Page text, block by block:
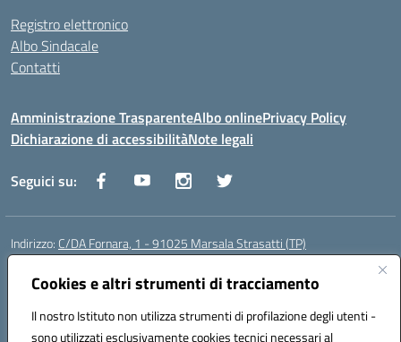
Cookies e altri strumenti di tracciamento
Il nostro Istituto non utilizza strumenti di profilazione degli utenti -
sono utilizzati esclusivamente cookies tecnici necessari al
Registro elettronico
Albo Sindacale
Contatti
Amministrazione TrasparenteAlbo onlinePrivacy Policy
Dichiarazione di accessibilitàNote legali
Seguici su:
Indirizzo: C/DA Fornara, 1 - 91025 Marsala Strasatti (TP)
Centralino:
Posta elettronica certificata (PEC):tpic81600v@pec.istruzione.it
Codice fiscale: 82006360810
Codice meccanografico:TPIC81600V